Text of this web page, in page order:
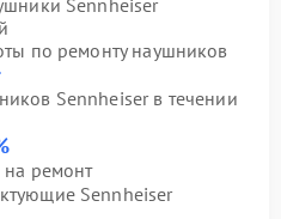
Sennheiser
по ремонту наушников
Sennheiser в течении
ремонт
Sennheiser